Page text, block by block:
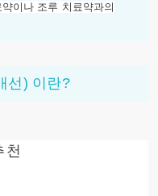
이나 조루 치료약과의
선) 이란?
천